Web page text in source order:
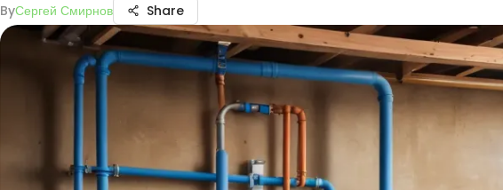
ByСергей Смирнов Share